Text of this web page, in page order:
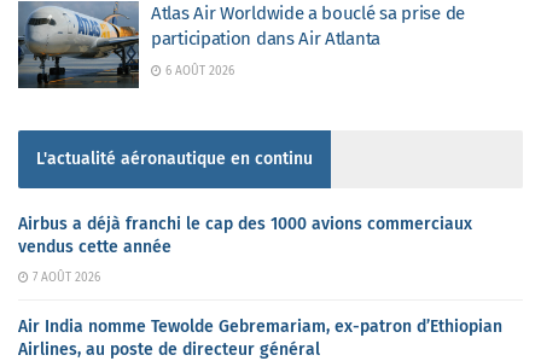
Atlas Air Worldwide a bouclé sa prise de
participation dans Air Atlanta
6 AOÛT 2026
L'actualité aéronautique en continu
Airbus a déjà franchi le cap des 1000 avions commerciaux
vendus cette année
7 AOÛT 2026
Air India nomme Tewolde Gebremariam, ex-patron d’Ethiopian
Airlines, au poste de directeur général